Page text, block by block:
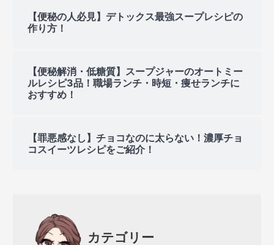
【便秘の人必見】デトックス最強スープレシピの
作り方！
【便秘解消・低糖質】スープジャーのオートミー
ルレシピ3品！職場ランチ・時短・痩せランチに
おすすめ！
【罪悪感なし】チョコなのに太らない！濃厚チョ
コスイーツレシピをご紹介！
カテゴリー